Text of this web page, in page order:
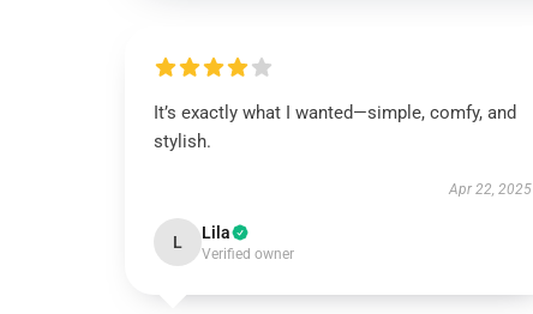
It’s exactly what I wanted—simple, comfy, and
stylish.
Apr 22, 2025
L Lila
Verified owner